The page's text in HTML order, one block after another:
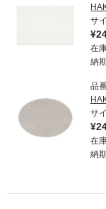
サ
在
納期
品番
サ
在
納期